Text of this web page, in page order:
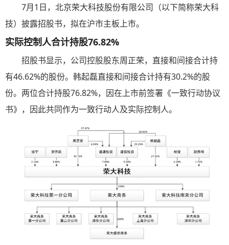
7月1日，北京荣大科技股份有限公司（以下简称荣大科
技）披露招股书，拟在沪市主板上市。
实际控制人合计持股76.82%
招股书显示，公司控股股东周正荣，直接和间接合计持
有46.62%的股份。韩起磊直接和间接合计持有30.2%的股
份。两位合计持股76.82%，因在上市前签署《一致行动协议
书》，因此共同作为一致行动人及实际控制人。